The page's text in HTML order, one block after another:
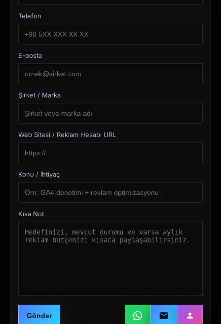
Telefon
E-posta
Şirket / Marka
Web Sitesi / Reklam Hesabı URL
Konu / İhtiyaç
Kısa Not
Gönder